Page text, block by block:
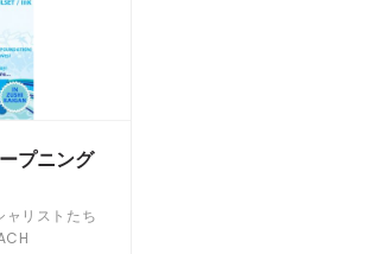
プニング
ャリストたち